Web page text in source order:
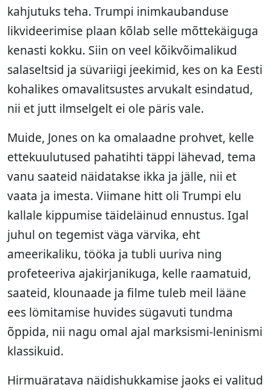
kahjutuks teha. Trumpi inimkaubanduse
likvideerimise plaan kõlab selle mõttekäiguga
kenasti kokku. Siin on veel kõikvõimalikud
salaseltsid ja süvariigi jeekimid, kes on ka Eesti
kohalikes omavalitsustes arvukalt esindatud,
nii et jutt ilmselgelt ei ole päris vale.
Muide, Jones on ka omalaadne prohvet, kelle
ettekuulutused pahatihti täppi lähevad, tema
vanu saateid näidatakse ikka ja jälle, nii et
vaata ja imesta. Viimane hitt oli Trumpi elu
kallale kippumise täideläinud ennustus. Igal
juhul on tegemist väga värvika, eht
ameerikaliku, tööka ja tubli uuriva ning
profeteeriva ajakirjanikuga, kelle raamatuid,
saateid, klounaade ja filme tuleb meil lääne
ees lömitamise huvides sügavuti tundma
õppida, nii nagu omal ajal marksismi-leninismi
klassikuid.
Hirmuäratava näidishukkamise jaoks ei valitud